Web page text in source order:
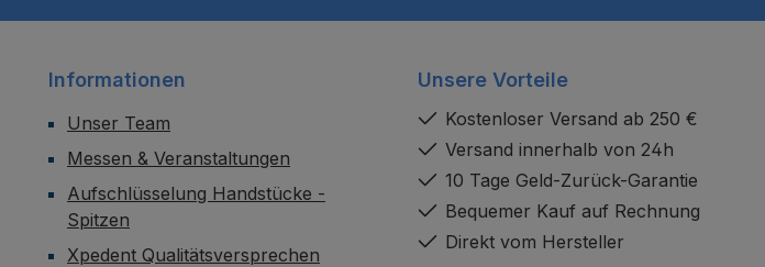
Informationen
Unser Team
Messen & Veranstaltungen
Aufschlüsselung Handstücke -
Spitzen
Xpedent Qualitätsversprechen
Unsere Vorteile
Kostenloser Versand ab 250 €
Versand innerhalb von 24h
10 Tage Geld-Zurück-Garantie
Bequemer Kauf auf Rechnung
Direkt vom Hersteller